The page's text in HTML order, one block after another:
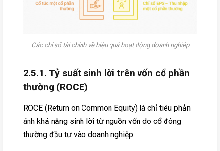
Các chỉ số tài chính về hiệu quả hoạt động doanh nghiệp
2.5.1. Tỷ suất sinh lời trên vốn cổ phần
thường (ROCE)
ROCE (Return on Common Equity) là chỉ tiêu phản
ánh khả năng sinh lời từ nguồn vốn do cổ đông
thường đầu tư vào doanh nghiệp.